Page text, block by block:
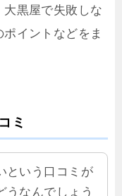
黒屋で失敗しな
イントなどをま
ミ
という口コミが
うなんでしょう